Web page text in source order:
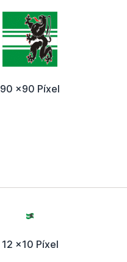
90 x90 Píxel
12 x10 Píxel